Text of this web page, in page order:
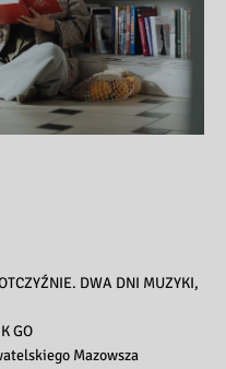
DWA DNI MUZYKI,
GO
Mazowsza